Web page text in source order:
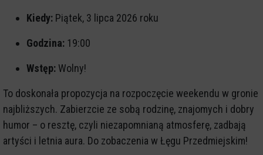
Kiedy: Piątek, 3 lipca 2026 roku
Godzina: 19:00
Wstęp: Wolny!
To doskonała propozycja na rozpoczęcie weekendu w gronie
najbliższych. Zabierzcie ze sobą rodzinę, znajomych i dobry
humor – o resztę, czyli niezapomnianą atmosferę, zadbają
artyści i letnia aura. Do zobaczenia w Łęgu Przedmiejskim!